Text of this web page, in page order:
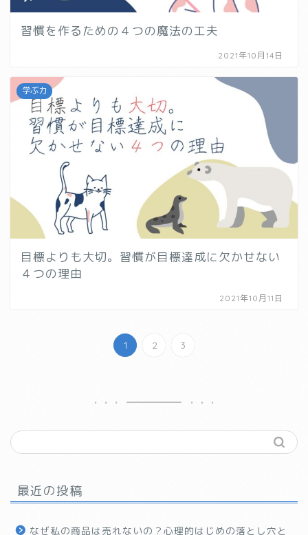
習慣を作るための４つの魔法の工夫
2021年10月14日
学ぶ力
目標よりも大切。習慣が目標達成に欠かせない
４つの理由
2021年10月11日
1 2 3
最近の投稿
なぜ私の商品は売れないの？心理的はじめの落とし穴と